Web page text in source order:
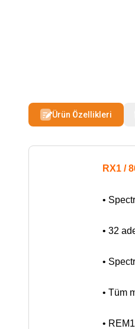
Ürün Özellikleri
RX1 /
•
• 32
•
• Tüm
•